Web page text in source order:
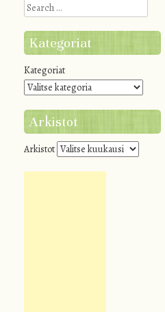
Search
Kategoriat
Kategoriat
Arkistot
Arkistot